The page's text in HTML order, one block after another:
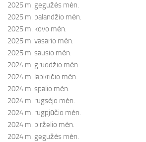
2025 m. gegužės mėn.
2025 m. balandžio mėn.
2025 m. kovo mėn.
2025 m. vasario mėn.
2025 m. sausio mėn.
2024 m. gruodžio mėn.
2024 m. lapkričio mėn.
2024 m. spalio mėn.
2024 m. rugsėjo mėn.
2024 m. rugpjūčio mėn.
2024 m. birželio mėn.
2024 m. gegužės mėn.